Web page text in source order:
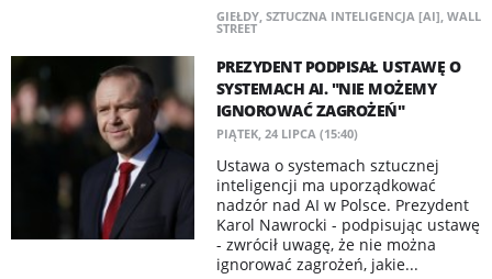
GIEŁDY, SZTUCZNA INTELIGENCJA [AI], WALL
STREET
PREZYDENT PODPISAŁ USTAWĘ O
SYSTEMACH AI. "NIE MOŻEMY
IGNOROWAĆ ZAGROŻEŃ"
PIĄTEK, 24 LIPCA (15:40)
Ustawa o systemach sztucznej
inteligencji ma uporządkować
nadzór nad AI w Polsce. Prezydent
Karol Nawrocki - podpisując ustawę
- zwrócił uwagę, że nie można
ignorować zagrożeń, jakie...